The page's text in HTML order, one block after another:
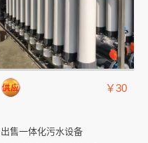
￥30
出售一体化污水设备